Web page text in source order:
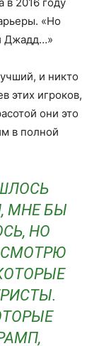
в 2016 году
«Но
Джадд…»
и никто
этих игроков,
они это
в полной
МНЕ БЫ
НО
СМОТРЮ